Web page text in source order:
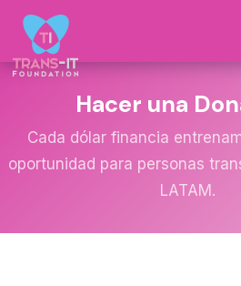
Hacer una
Cada dólar financia
oportunidad para personas
LATAM.